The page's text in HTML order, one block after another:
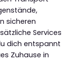
sicheren
Services
dich entspannt
Zuhause in